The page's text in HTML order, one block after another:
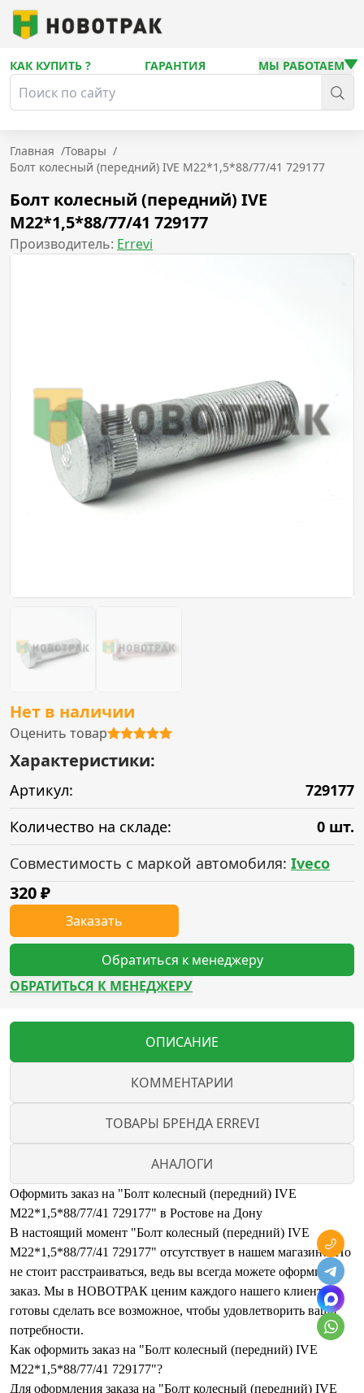
КАК КУПИТЬ ? ГАРАНТИЯ МЫ РАБОТАЕМ
Главная /Товары /
Болт колесный (передний) IVE М22*1,5*88/77/41 729177
Болт колесный (передний) IVE
М22*1,5*88/77/41 729177
Производитель: Errevi
Нет в наличии
Оценить товар
Характеристики:
Артикул:
729177
Количество на складе:
0 шт.
Совместимость с маркой автомобиля: Iveco
320₽
Заказать
Обратиться к менеджеру
ОБРАТИТЬСЯ К МЕНЕДЖЕРУ
ОПИСАНИЕ
КОММЕНТАРИИ
ТОВАРЫ БРЕНДА ERREVI
АНАЛОГИ
Оформить заказ на "Болт колесный (передний) IVE
М22*1,5*88/77/41 729177" в Ростове на Дону
В настоящий момент "Болт колесный (передний) IVE
М22*1,5*88/77/41 729177" отсутствует в нашем магазине. Но
не стоит расстраиваться, ведь вы всегда можете оформить
заказ. Мы в НОВОТРАК ценим каждого нашего клиента и
готовы сделать все возможное, чтобы удовлетворить ваши
потребности.
Как оформить заказ на "Болт колесный (передний) IVE
М22*1,5*88/77/41 729177"?
Для оформления заказа на "Болт колесный (передний) IVE